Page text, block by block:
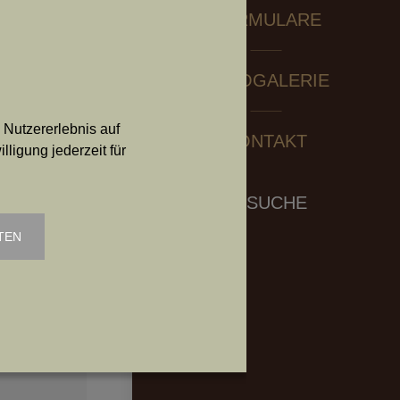
FORMULARE
FOTOGALERIE
KONTAKT
Search:
SUCHE
31,
2126744
auf
jederzeit für